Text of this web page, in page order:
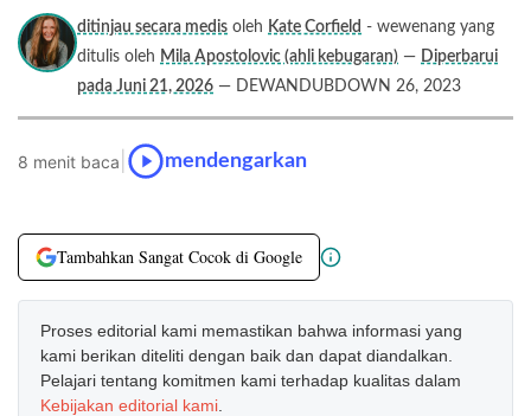
ditinjau secara medis oleh Kate Corfield - wewenang yang
ditulis oleh Mila Apostolovic (ahli kebugaran) — Diperbarui
pada Juni 21, 2026 — DEWANDUBDOWN 26, 2023
8 menit baca mendengarkan
Tambahkan Sangat Cocok di Google
Proses editorial kami memastikan bahwa informasi yang
kami berikan diteliti dengan baik dan dapat diandalkan.
Pelajari tentang komitmen kami terhadap kualitas dalam
Kebijakan editorial kami